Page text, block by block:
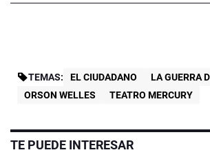
TEMAS: EL CIUDADANO
LA GUERRA
ORSON WELLES
TEATRO MERCURY
TE PUEDE INTERESAR